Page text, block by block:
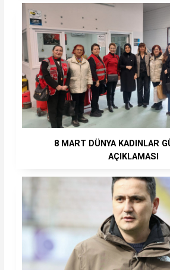
8 MART DÜNYA KADINLAR
AÇIKLAMASI